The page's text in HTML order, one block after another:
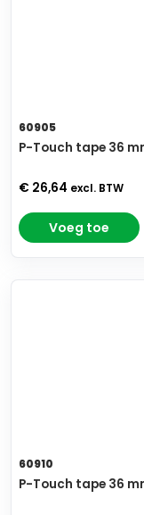
60905
P-Touch tape 36
€ 26,64 excl. BTW
Voeg toe
60910
P-Touch tape 36